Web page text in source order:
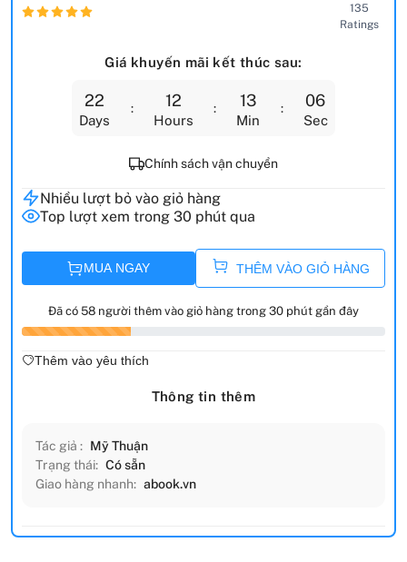
135
Ratings
Giá khuyến mãi kết thúc sau:
22
Days
12
Hours
13
Min
05
Sec
Chính sách vận chuyển
Nhiều lượt bỏ vào giỏ hàng
Top lượt xem trong 30 phút qua
MUA NGAY THÊM VÀO GIỎ HÀNG
Đã có 58 người thêm vào giỏ hàng trong 30 phút gần đây
Thêm vào yêu thích
Thông tin thêm
Tác giả : Mỹ Thuận
Trạng thái: Có sẵn
Giao hàng nhanh: abook.vn